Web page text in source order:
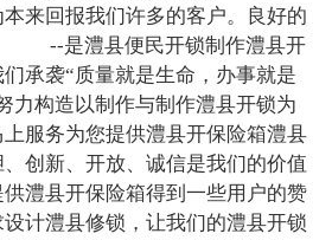
来回报我们许多的客户。良好的
--是澧县便民开锁制作澧县开
承袭“质量就是生命，办事就是
力构造以制作与制作澧县开锁为
服务为您提供澧县开保险箱澧县
创新、开放、诚信是我们的价值
澧县开保险箱得到一些用户的赞
计澧县修锁，让我们的澧县开锁